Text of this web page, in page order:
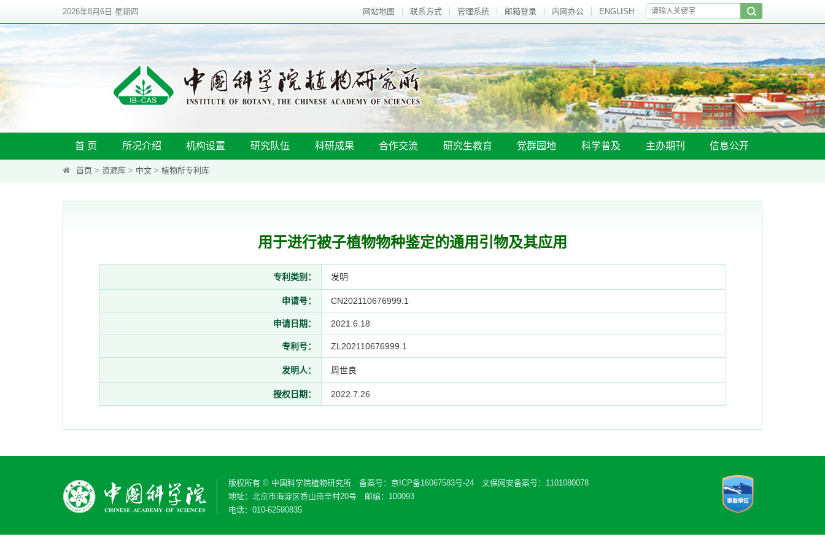
2026年8月6日 星期四 网站地图 联系方式 管理系统 邮箱登录 内网办公 ENGLISH
首 页 所况介绍 机构设置 研究队伍 科研成果 合作交流 研究生教育 党群园地 科学普及 主办期刊 信息公开
首页 > 资源库 > 中文 > 植物所专利库
用于进行被子植物物种鉴定的通用引物及其应用
专利类别： 发明
申请号： CN202110676999.1
申请日期： 2021.6.18
专利号： ZL202110676999.1
发明人： 周世良
授权日期： 2022.7.26
版权所有 © 中国科学院植物研究所 备案号： 京ICP备16067583号-24 文保网安备案号：1101080078
地址：北京市海淀区香山南辛村20号 邮编：100093
电话：010-62590835